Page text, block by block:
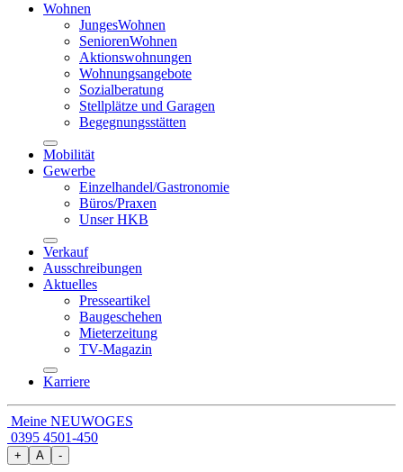
Wohnen
JungesWohnen
SeniorenWohnen
Aktionswohnungen
Wohnungsangebote
Sozialberatung
Stellplätze und Garagen
Begegnungsstätten
Mobilität
Gewerbe
Einzelhandel/Gastronomie
Büros/Praxen
Unser HKB
Verkauf
Ausschreibungen
Aktuelles
Presseartikel
Baugeschehen
Mieterzeitung
TV-Magazin
Karriere
Meine NEUWOGES
0395 4501-450
+ A -